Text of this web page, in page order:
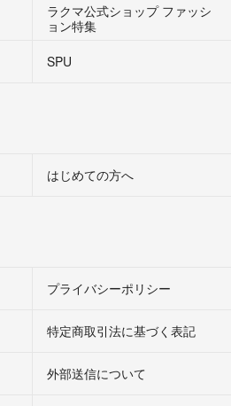
ラクマ公式ショップ ファッシ
ョン特集
SPU
はじめての方へ
プライバシーポリシー
特定商取引法に基づく表記
外部送信について